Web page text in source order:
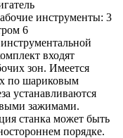
инструменты: 3
6
входят
зон. Имеется
по шариковым
устанавливаются
зажимами.
станка может быть
порядке.